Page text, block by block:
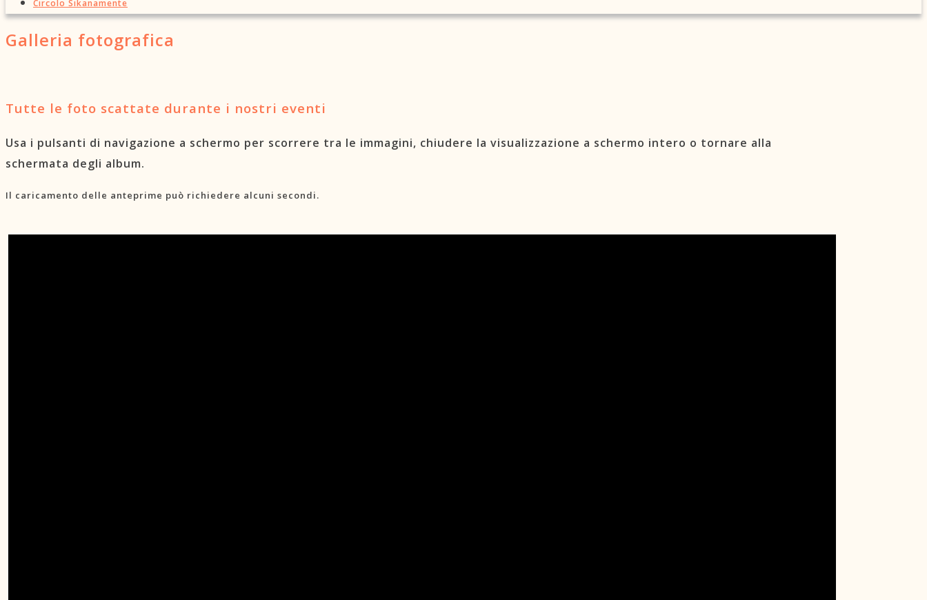
Circolo Sikanamente
Galleria fotografica
Tutte le foto scattate durante i nostri eventi
Usa i pulsanti di navigazione a schermo per scorrere tra le immagini, chiudere la visualizzazione a schermo intero o tornare alla
schermata degli album.
Il caricamento delle anteprime può richiedere alcuni secondi.